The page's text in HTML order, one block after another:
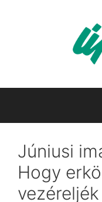
Júniusi
Hogy